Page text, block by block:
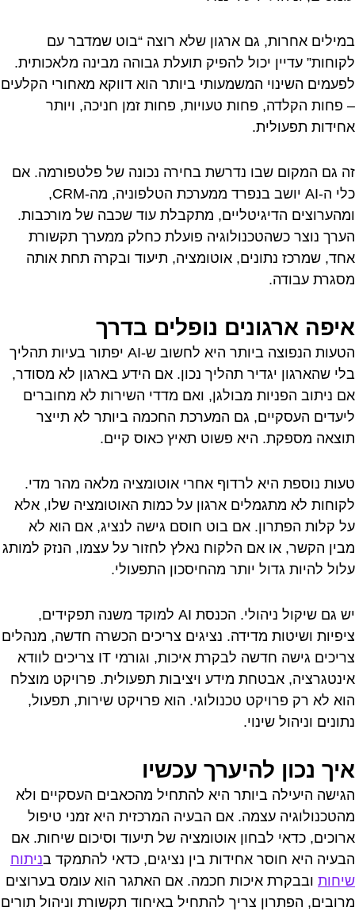
במילים אחרות, גם ארגון שלא רוצה “בוט שמדבר עם
לקוחות” עדיין יכול להפיק תועלת גבוהה מבינה מלאכותית.
לפעמים השינוי המשמעותי ביותר הוא דווקא מאחורי הקלעים
– פחות הקלדה, פחות טעויות, פחות זמן חניכה, ויותר
אחידות תפעולית.
זה גם המקום שבו נדרשת בחירה נכונה של פלטפורמה. אם
כלי ה-AI יושב בנפרד ממערכת הטלפוניה, מה-CRM,
ומהערוצים הדיגיטליים, מתקבלת עוד שכבה של מורכבות.
הערך נוצר כשהטכנולוגיה פועלת כחלק ממערך תקשורת
אחד, שמרכז נתונים, אוטומציה, תיעוד ובקרה תחת אותה
מסגרת עבודה.
איפה ארגונים נופלים בדרך
הטעות הנפוצה ביותר היא לחשוב ש-AI יפתור בעיות תהליך
בלי שהארגון יגדיר תהליך נכון. אם הידע בארגון לא מסודר,
אם ניתוב הפניות מבולגן, ואם מדדי השירות לא מחוברים
ליעדים העסקיים, גם המערכת החכמה ביותר לא תייצר
תוצאה מספקת. היא פשוט תאיץ כאוס קיים.
טעות נוספת היא לרדוף אחרי אוטומציה מלאה מהר מדי.
לקוחות לא מתגמלים ארגון על כמות האוטומציה שלו, אלא
על קלות הפתרון. אם בוט חוסם גישה לנציג, אם הוא לא
מבין הקשר, או אם הלקוח נאלץ לחזור על עצמו, הנזק למותג
עלול להיות גדול יותר מהחיסכון התפעולי.
יש גם שיקול ניהולי. הכנסת AI למוקד משנה תפקידים,
ציפיות ושיטות מדידה. נציגים צריכים הכשרה חדשה, מנהלים
צריכים גישה חדשה לבקרת איכות, וגורמי IT צריכים לוודא
אינטגרציה, אבטחת מידע ויציבות תפעולית. פרויקט מוצלח
הוא לא רק פרויקט טכנולוגי. הוא פרויקט שירות, תפעול,
נתונים וניהול שינוי.
איך נכון להיערך עכשיו
הגישה היעילה ביותר היא להתחיל מהכאבים העסקיים ולא
מהטכנולוגיה עצמה. אם הבעיה המרכזית היא זמני טיפול
ארוכים, כדאי לבחון אוטומציה של תיעוד וסיכום שיחות. אם
הבעיה היא חוסר אחידות בין נציגים, כדאי להתמקד בניתוח
שיחות ובבקרת איכות חכמה. אם האתגר הוא עומס בערוצים
מרובים, הפתרון צריך להתחיל באיחוד תקשורת וניהול תורים